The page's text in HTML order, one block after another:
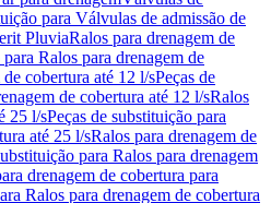
para Válvulas de admissão de
PluviaRalos para drenagem de
Ralos para drenagem de
cobertura até 12 l/sPeças de
de cobertura até 12 l/sRalos
25 l/sPeças de substituição para
até 25 l/sRalos para drenagem de
para Ralos para drenagem
drenagem de cobertura para
Ralos para drenagem de cobertura